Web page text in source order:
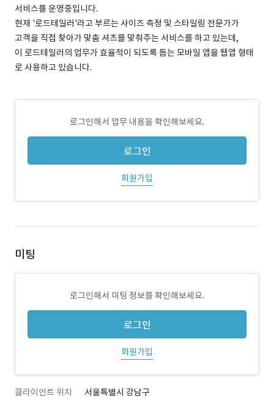
서비스를 운영중입니다.
현재 '로드테일러'라고 부르는 사이즈 측정 및 스타일링 전문가가
고객을 직접 찾아가 맞춤 셔츠를 맞춰주는 서비스를 하고 있는데,
이 로드테일러의 업무가 효율적이 되도록 돕는 모바일 앱을 웹앱 형태
로 사용하고 있습니다.
로그인해서 업무 내용을 확인해보세요.
로그인
회원가입
미팅
로그인해서 미팅 정보를 확인해보세요.
로그인
회원가입
클라이언트 위치 서울특별시 강남구